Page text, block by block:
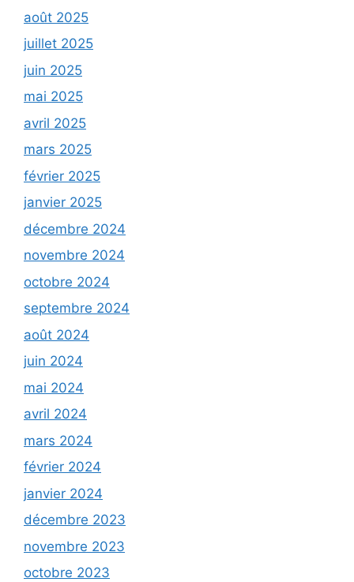
août 2025
juillet 2025
juin 2025
mai 2025
avril 2025
mars 2025
février 2025
janvier 2025
décembre 2024
novembre 2024
octobre 2024
septembre 2024
août 2024
juin 2024
mai 2024
avril 2024
mars 2024
février 2024
janvier 2024
décembre 2023
novembre 2023
octobre 2023